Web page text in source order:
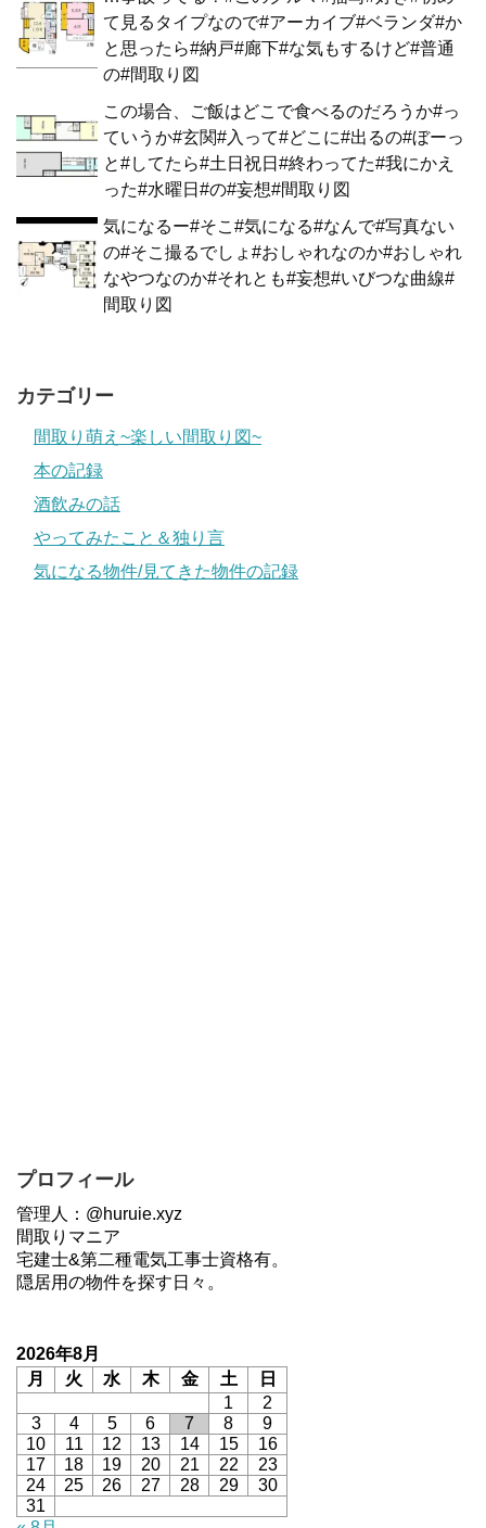
て見るタイプなので#アーカイブ#ベランダ#か
と思ったら#納戸#廊下#な気もするけど#普通
の#間取り図
この場合、ご飯はどこで食べるのだろうか#っ
ていうか#玄関#入って#どこに#出るの#ぼーっ
と#してたら#土日祝日#終わってた#我にかえ
った#水曜日#の#妄想#間取り図
気になるー#そこ#気になる#なんで#写真ない
の#そこ撮るでしょ#おしゃれなのか#おしゃれ
なやつなのか#それとも#妄想#いびつな曲線#
間取り図
カテゴリー
間取り萌え~楽しい間取り図~
本の記録
酒飲みの話
やってみたこと＆独り言
気になる物件/見てきた物件の記録
プロフィール
管理人：@huruie.xyz
間取りマニア
宅建士&第二種電気工事士資格有。
隠居用の物件を探す日々。
2026年8月
月
火 水 木 金 土
日
1
2
3
4 5 6 7 8
9
10
11 12 13 14 15
16
17
18 19 20 21 22
23
24
25 26 27 28 29
30
31